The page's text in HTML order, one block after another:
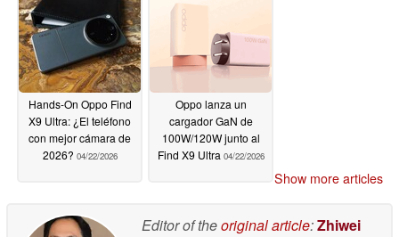
Hands-On Oppo Find
X9 Ultra: ¿El teléfono
con mejor cámara de
2026? 04/22/2026
Oppo lanza un
cargador GaN de
100W/120W junto al
Find X9 Ultra 04/22/2026
Show more articles
Editor of theoriginal article:Zhiwei